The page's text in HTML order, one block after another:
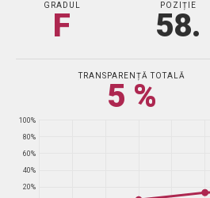
GRADUL
F
POZIȚIE
58.
TRANSPARENȚĂ TOTALĂ
5 %
20%
40%
60%
80%
100%